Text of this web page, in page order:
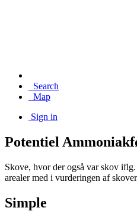
Search
Map
Sign in
Potentiel
Skove, hvor der også var skov
arealer med i vurderingen af
Simple